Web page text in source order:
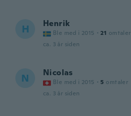
H Henrik
Ble med i 2015 · 21 omtaler
ca. 3 år siden
N Nicolas
Ble med i 2015 · 5 omtaler
ca. 3 år siden